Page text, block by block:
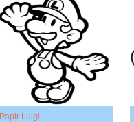
Papir Luigi